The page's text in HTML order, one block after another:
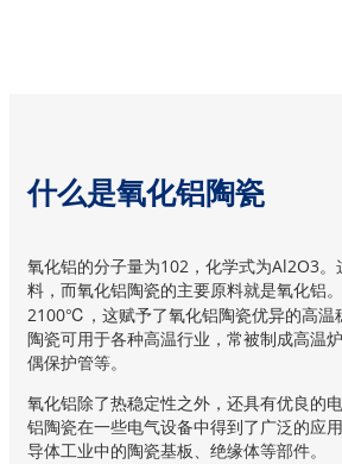
什么是氧化铝陶瓷
氧化铝的分子量为102，化学式为Al2O3
料，而氧化铝陶瓷的主要原料就是氧化铝
2100℃，这赋予了氧化铝陶瓷优异的高温
陶瓷可用于各种高温行业，常被制成高温
偶保护管等。
氧化铝除了热稳定性之外，还具有优良的
铝陶瓷在一些电气设备中得到了广泛的应
导体工业中的陶瓷基板、绝缘体等部件。